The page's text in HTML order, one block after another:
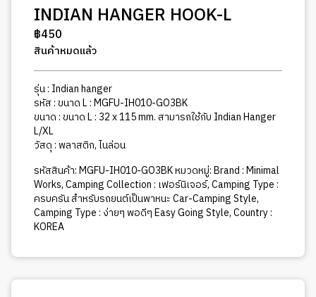
INDIAN HANGER HOOK-L
฿450
สินค้าหมดแล้ว
รุ่น : Indian hanger
รหัส : ขนาด L : MGFU-IH010-GO3BK
ขนาด : ขนาด L : 32 x 115 mm. สามารถใช้กับ Indian Hanger
L/XL
วัสดุ : พลาสติก, ไนล่อน
รหัสสินค้า:MGFU-IH010-GO3BKหมวดหมู่:Brand : Minimal
Works,Camping Collection : เฟอร์นิเจอร์,Camping Type :
ครบครัน สำหรับรถยนต์เป็นพาหนะ Car-Camping Style,
Camping Type : ง่ายๆ พอดีๆ Easy Going Style,Country :
KOREA